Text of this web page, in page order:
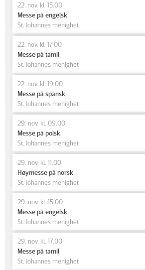
22. nov. kl. 15.00
Messe på engelsk
St. Johannes menighet
22. nov. kl. 17.00
Messe på tamil
St. Johannes menighet
22. nov. kl. 19.00
Messe på spansk
St. Johannes menighet
29. nov. kl. 09.00
Messe på polsk
St. Johannes menighet
29. nov. kl. 11.00
Høymesse på norsk
St. Johannes menighet
29. nov. kl. 15.00
Messe på engelsk
St. Johannes menighet
29. nov. kl. 17.00
Messe på tamil
St. Johannes menighet